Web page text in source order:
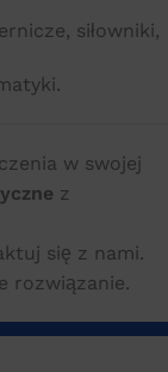
siłowniki,
w swojej
z
się z nami.
rozwiązanie.